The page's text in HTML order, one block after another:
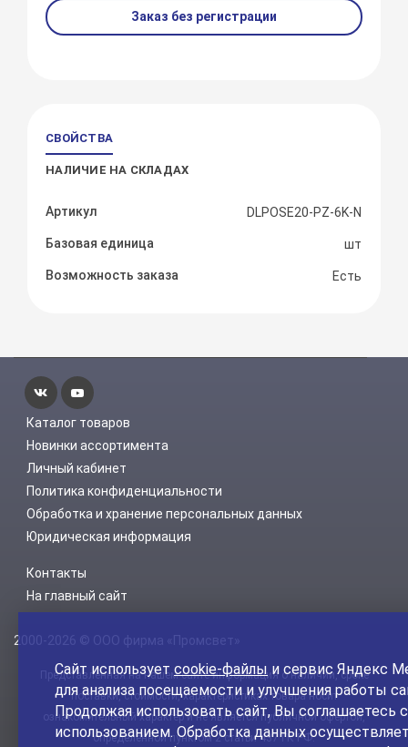
Заказ без регистрации
СВОЙСТВА
НАЛИЧИЕ НА СКЛАДАХ
Артикул DLPOSE20-PZ-6K-N
Базовая единица шт
Возможность заказа Есть
Каталог товаров
Новинки ассортимента
Личный кабинет
Политика конфиденциальности
Обработка и хранение персональных данных
Юридическая информация
Контакты
На главный сайт
2000-2026 © ООО фирма «Промсвет»
Представленная на нашем сайте информация о наличии, сроке
поставки, стоимости, характеристиках товара носит
ознакомительный характер и не является публичной офертой,
определенной пунктом 2 статьи 437 ГК РФ.
Сайт используетcookie-файлы и сервис Яндекс
для анализа посещаемости и улучшения работы
Продолжая использовать сайт, Вы соглашаетесь
использованием. Обработка данных